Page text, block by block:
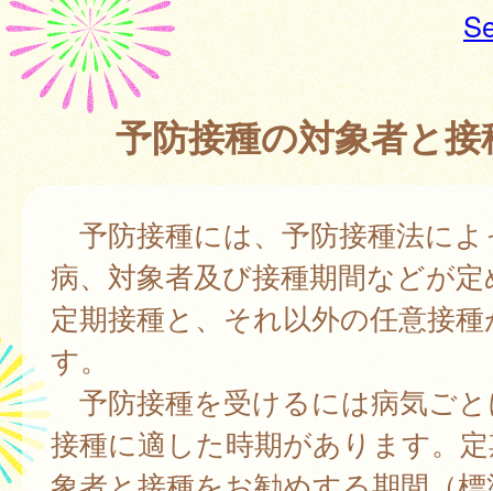
予防接種の対象者と接
予防接種には、予防接種法によ
病、対象者及び接種期間などが
定期接種と、それ以外の任意接
す。
予防接種を受けるには病気ご
接種に適した時期があります。